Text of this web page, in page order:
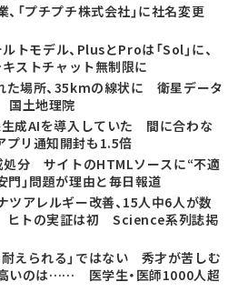
、「プチプチ株式会社」に社名変更
トモデル、PlusとProは「Sol」に、
ストチャット無制限に
た場所、35kmの線状に 衛星データ
国土地理院
生成AIを導入していた 間に合わな
リ通知開封も1.5倍
処分 サイトのHTMLソースに“不適
」問題が理由と毎日報道
ツアレルギー改善、15人中6人が数
ヒトの実証は初 Science系列誌掲
耐えられる」ではない 秀才が苦しむ
高いのは…… 医学生・医師1000人超